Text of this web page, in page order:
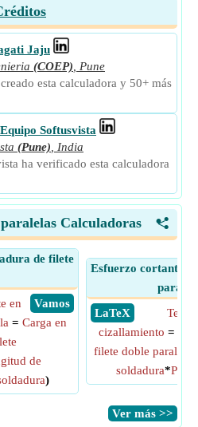
Jaju
(COEP)
Pune
esta calculadora y 50+ más
Equipo Softusvista
(Pune)
India
ha verificado esta calculadora
<
Calculadoras
de filete
​ Vamos
en
= Carga en
de
)
Esfuerzo cortante
​ LaTeX
cizallamiento =
filete doble paralela
soldadura*
​Ver más >>